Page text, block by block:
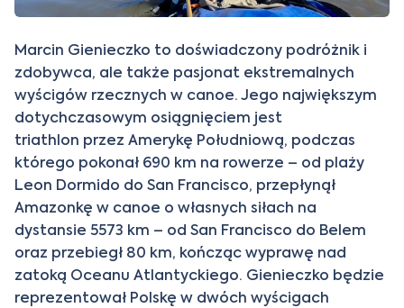
Marcin Gienieczko to doświadczony podróżnik i
zdobywca, ale także pasjonat ekstremalnych
wyścigów rzecznych w canoe. Jego największym
dotychczasowym osiągnięciem jest
triathlon przez Amerykę Południową, podczas
którego pokonał 690 km na rowerze – od plaży
Leon Dormido do San Francisco, przepłynął
Amazonkę w canoe o własnych siłach na
dystansie 5573 km – od San Francisco do Belem
oraz przebiegł 80 km, kończąc wyprawę nad
zatoką Oceanu Atlantyckiego. Gienieczko będzie
reprezentował Polskę w dwóch wyścigach